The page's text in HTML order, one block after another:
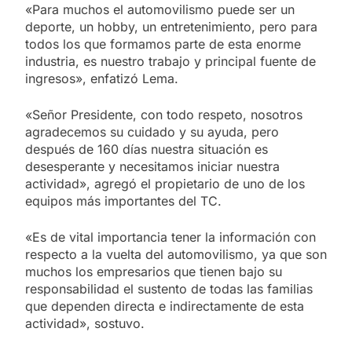
«Para muchos el automovilismo puede ser un
deporte, un hobby, un entretenimiento, pero para
todos los que formamos parte de esta enorme
industria, es nuestro trabajo y principal fuente de
ingresos», enfatizó Lema.
«Señor Presidente, con todo respeto, nosotros
agradecemos su cuidado y su ayuda, pero
después de 160 días nuestra situación es
desesperante y necesitamos iniciar nuestra
actividad», agregó el propietario de uno de los
equipos más importantes del TC.
«Es de vital importancia tener la información con
respecto a la vuelta del automovilismo, ya que son
muchos los empresarios que tienen bajo su
responsabilidad el sustento de todas las familias
que dependen directa e indirectamente de esta
actividad», sostuvo.